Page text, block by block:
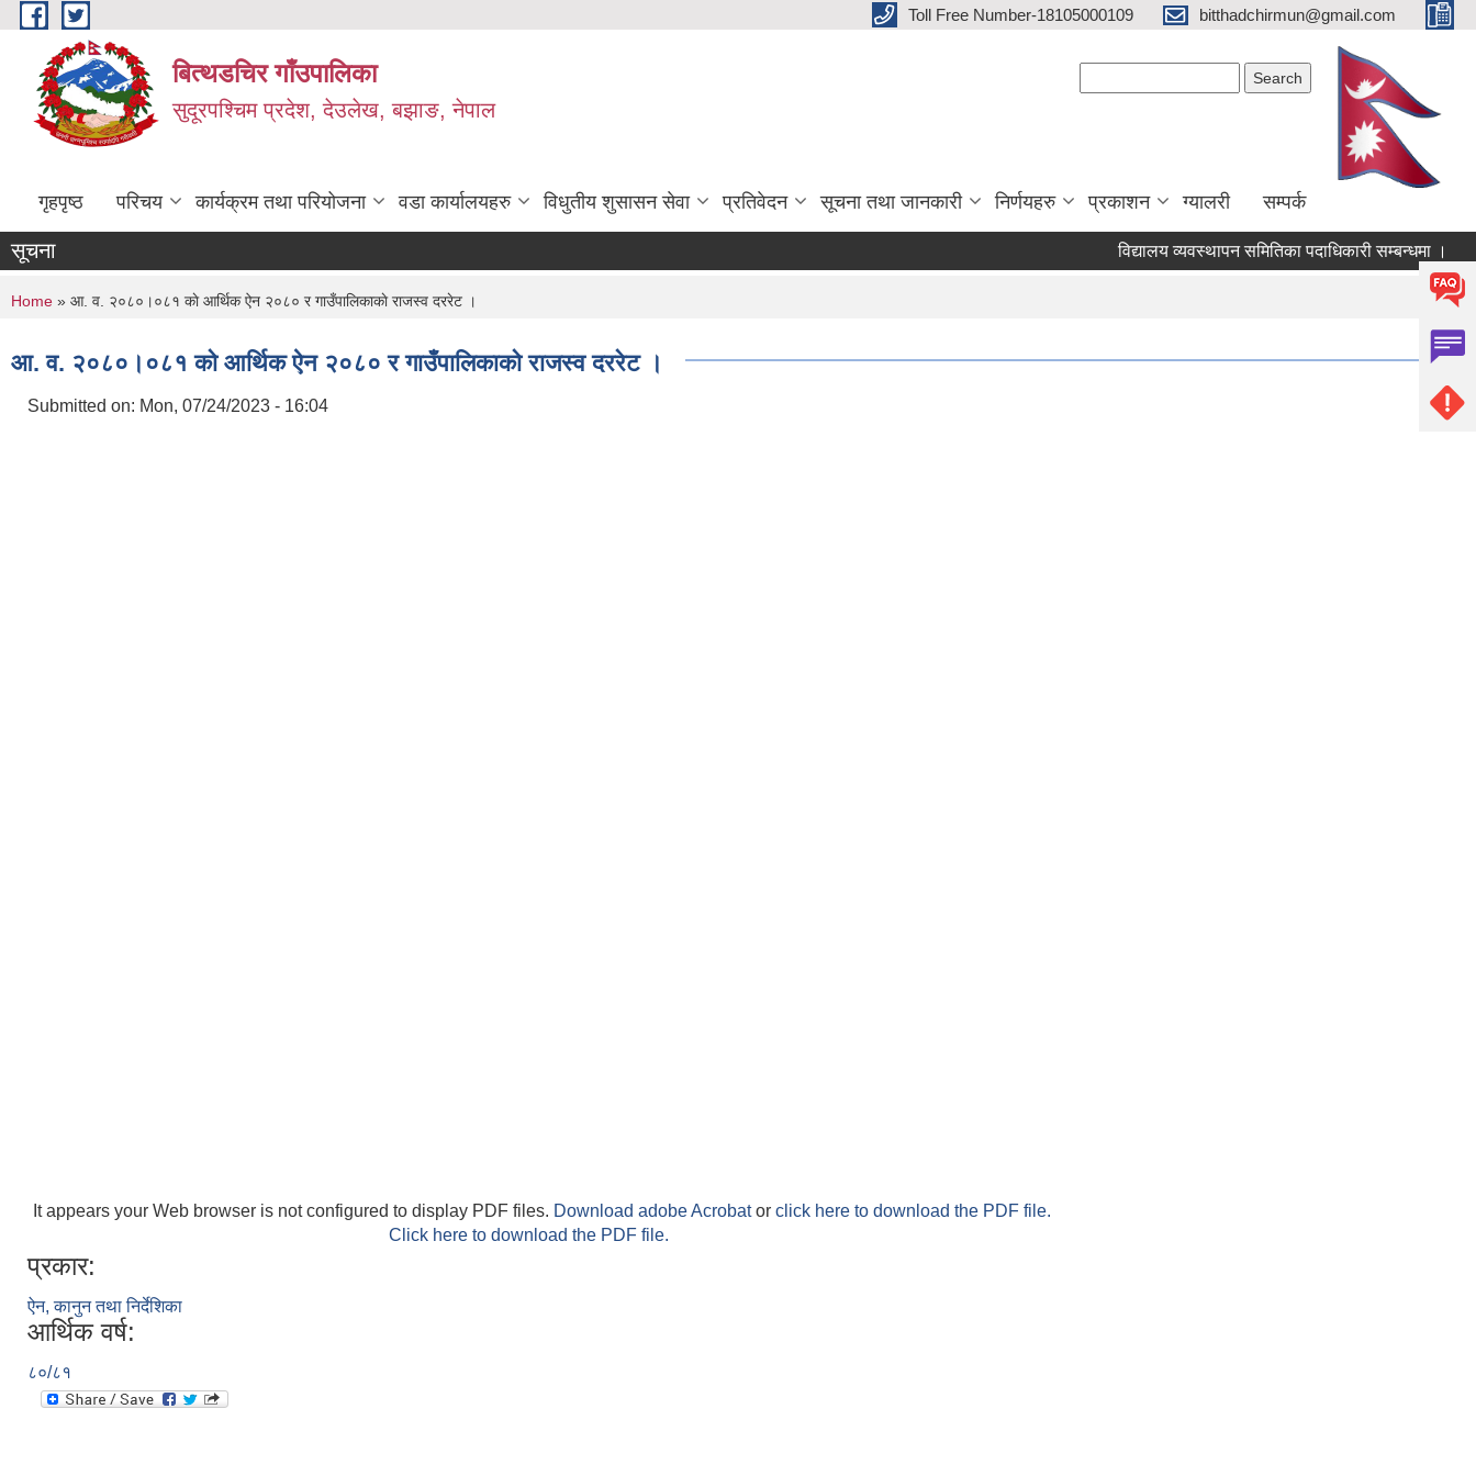
Skip to main content Toll Free Number-18105000109 bitthadchirmun@gmail.com
बित्थडचिर गाँउपालिका
सुदूरपश्चिम प्रदेश, देउलेख, बझाङ, नेपाल
गृहपृष्ठ परिचय कार्यक्रम तथा परियोजना वडा कार्यालयहरु विधुतीय शुसासन सेवा प्रतिवेदन सूचना तथा जानकारी निर्णयहरु प्रकाशन ग्यालरी सम्पर्क
सूचना विद्यालय व्यवस्थापन समितिका पदाधिकारी सम्बन्धमा ।
You are here
Home » आ. व. २०८०।०८१ काे आर्थिक ऐन २०८० र गाउँपालिकाकाे राजस्व दररेट ।
आ. व. २०८०।०८१ काे आर्थिक ऐन २०८० र गाउँपालिकाकाे राजस्व दररेट ।
Submitted on: Mon, 07/24/2023 - 16:04
It appears your Web browser is not configured to display PDF files. Download adobe Acrobator click here to download the PDF file.
Click here to download the PDF file.
प्रकार:
ऐन, कानुन तथा निर्देशिका
आर्थिक वर्ष:
८०/८१